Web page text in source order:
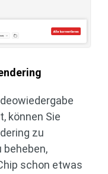
können Sie
zu
beheben,
schon etwas